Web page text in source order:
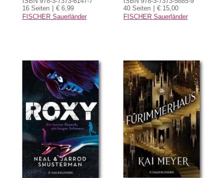
16 Seiten
€ 6,99
FISCHER Sauerländer
40 Seiten
€ 15,00
FISCHER Sauerländer